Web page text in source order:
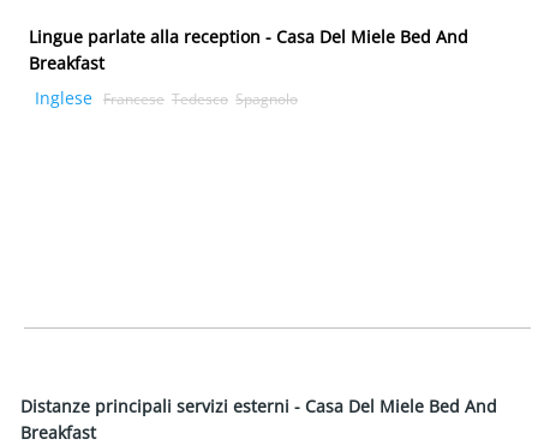
Lingue parlate alla reception - Casa Del Miele Bed And
Breakfast
Inglese Francese Tedesco Spagnolo
Distanze principali servizi esterni - Casa Del Miele Bed And
Breakfast